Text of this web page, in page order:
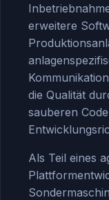
erweitere
die Qualität
sauberen
Als Teil eines